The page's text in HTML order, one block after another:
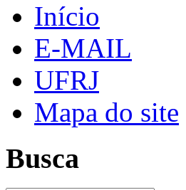
Início
E-MAIL
UFRJ
Mapa do site
Busca